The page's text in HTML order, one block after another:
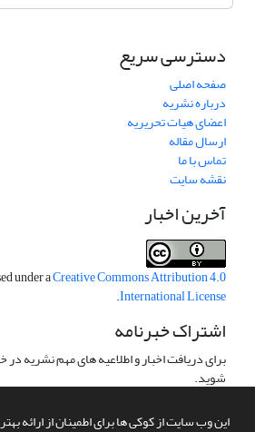
این وب سایت از کوکی ها برای اطمینان از ارائه
دسترسی سریع
صفحه اصلی
درباره نشریه
اعضای هیات تحریریه
ارسال مقاله
تماس با ما
نقشه سایت
آخرین اخبار
under aCreative Commons Attribution 4.0
International License
.
اشتراک خبرنامه
برای دریافت اخبار و اطلاعیه های مهم نشریه
شوید.